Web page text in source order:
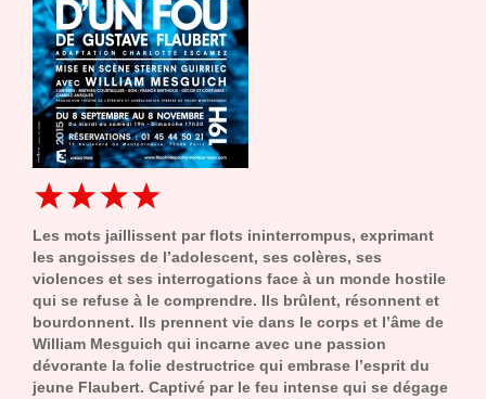
Les mots jaillissent par flots ininterrompus, exprimant
les angoisses de l’adolescent, ses colères, ses
violences et ses interrogations face à un monde hostile
qui se refuse à le comprendre. Ils brûlent, résonnent et
bourdonnent. Ils prennent vie dans le corps et l’âme de
William Mesguich qui incarne avec une passion
dévorante la folie destructrice qui embrase l’esprit du
jeune Flaubert. Captivé par le feu intense qui se dégage